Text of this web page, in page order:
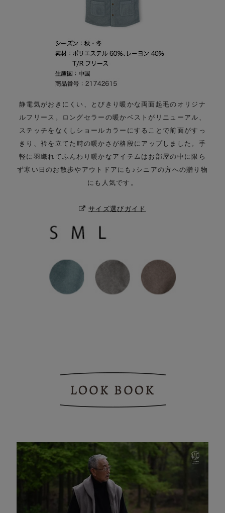
静電気がおきにくい、とびきり暖かな両面起毛のオリジナ
ルフリース。
ロングセラーの暖かベストがリニューアル、
ステッチをなくしショールカラーにすることで前面がすっ
きり、 衿を立てた時の暖かさが格段にアップしました。手
軽に羽織れてふんわり暖かなアイテムはお部屋の中に限ら
ず寒い日のお散歩やアウトドアにも♪シニアの方への贈り物
にも人気です。
サイズ選びガイド